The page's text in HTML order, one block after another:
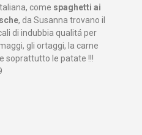
come spaghetti ai
, da Susanna trovano il
di indubbia qualitá per
gli ortaggi, la carne
soprattutto le patate !!!